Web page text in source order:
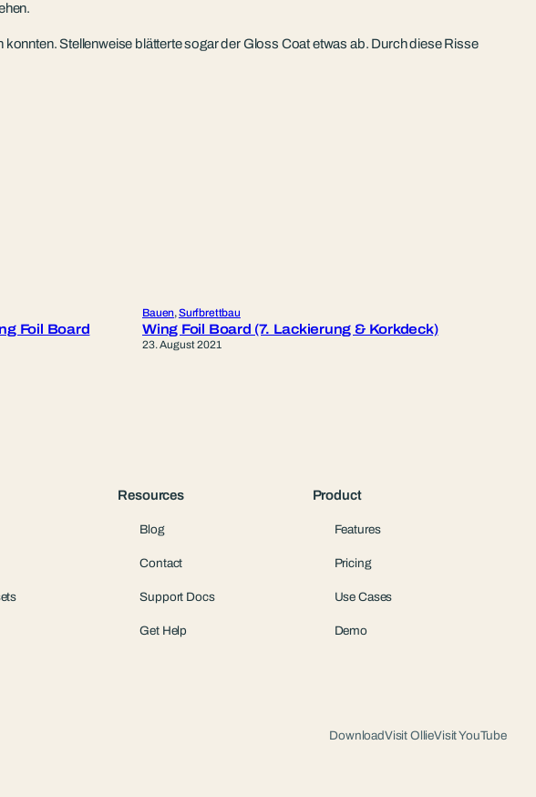
Stellenweise blätterte sogar der Gloss Coat etwas ab. Durch diese Risse
Foil Board
Bauen, Surfbrettbau
Wing Foil Board (7. Lackierung & Korkdeck)
23. August 2021
Resources
Blog
Contact
Support Docs
Get Help
Product
Features
Pricing
Use Cases
Demo
DownloadVisit OllieVisit YouTube